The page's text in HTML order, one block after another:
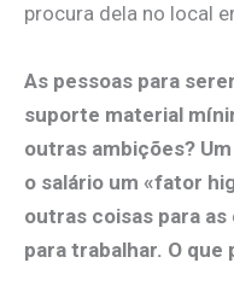
procura dela no local
As pessoas para
suporte material
outras ambições?
o salário um «fator
outras coisas para
para trabalhar. O que